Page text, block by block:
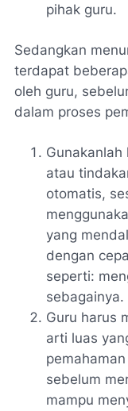
pihak guru.
Sedangkan
terdapat
oleh guru,
dalam proses
atau
otomatis,
yang
dengan
seperti:
sebagainya.
Guru harus
arti luas
sebelum
mampu